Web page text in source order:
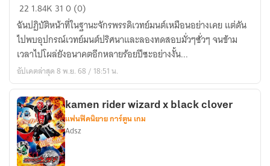
Black
Clover]
ปริ
น
เซีย
ผู้
ข้าม
กาล
เวลา
มา
เปลี่ยนแปลง
22 1.84K 310 (0)
ฉันปฏิบัติหน้าที่ในฐานะจักรพรรดิเวทย์มนต์เหมือนอย่างเคย แต่ดัน
ไปพบอุปกรณ์เวทย์มนต์ปริศนาและลองทดสอบมั่วๆซั่วๆ จนข้าม
เวลาไปโผล่ยังอนาคตอีกหลายร้อยปีซะอย่างงั้น...
อัปเดตล่าสุด 8 พ.ย. 68 / 18:51 น.
kamen rider wizard x black clover
แฟนฟิคนิยาย การ์ตูน เกม
Adsz